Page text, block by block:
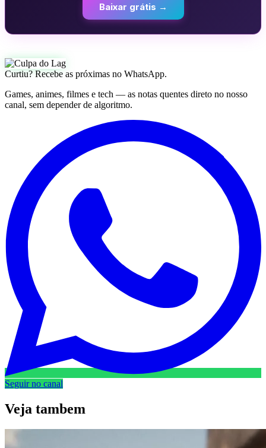
Baixar grátis →
Curtiu? Recebe as próximas no WhatsApp.
Games, animes, filmes e tech — as notas quentes direto no nosso
canal, sem depender de algoritmo.
Seguir no canal
Veja tambem